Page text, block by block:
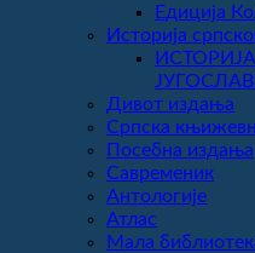
Едиција
Историја
Дивот издања
Српска
Посебна издања
Савременик
Антологије
Атлас
Мала